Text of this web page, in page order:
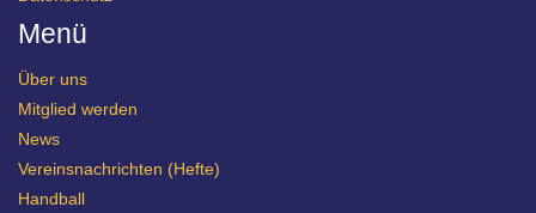
Menü
Über uns
Mitglied werden
News
Vereinsnachrichten (Hefte)
Handball